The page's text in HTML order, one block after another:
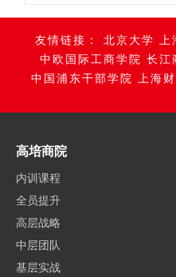
友情链接： 北京大学 上
中欧国际工商学院 长江
中国浦东干部学院 上海
高培商院
内训课程
全员提升
高层战略
中层团队
基层实战